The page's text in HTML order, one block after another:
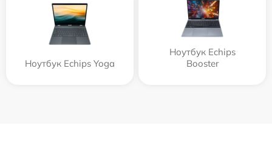
Ноутбук Echips Yoga
Ноутбук Echips
Booster